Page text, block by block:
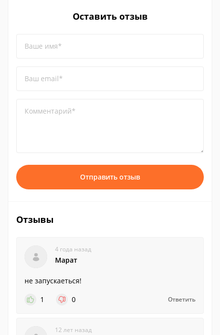
Оставить отзыв
Ваше имя*
Ваш email*
Комментарий*
Отправить отзыв
Отзывы
4 года назад
Марат
не запускаеться!
1
0 Ответить
12 лет назад